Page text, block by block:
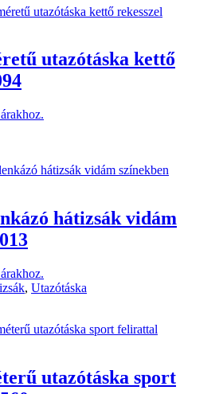
utazótáska kettő
hátizsák vidám
, Utazótáska
utazótáska sport